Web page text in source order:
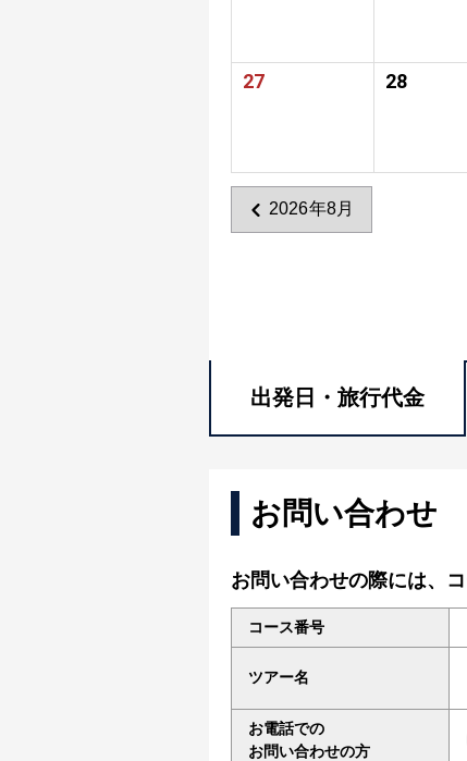
27 28
2026年8月
出発日・ 旅行代金
お問い合わせ
お問い合わせの際には、
コース番号
ツアー名
お電話での
お問い合わせの方